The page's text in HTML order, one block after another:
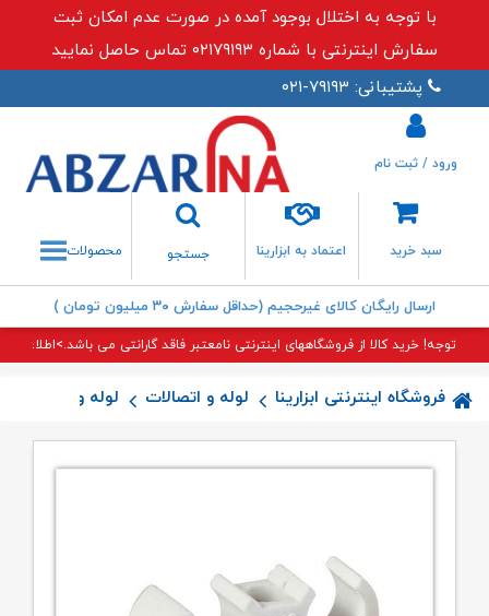
با توجه به اختلال بوجود آمده در صورت عدم امکان ثبت
سفارش اینترنتی با شماره ۰۲۱۷۹۱۹۳ تماس حاصل نمایید
پشتیبانی: ۷۹۱۹۳-۰۲۱
سبد خرید اعتماد به ابزارینا
جستجو
جستجو
ورود / ثبت نام
محصولات
ارسال رایگان کالای غیرحجیم (حداقل سفارش ۳۰ میلیون تومان )
توجه! خرید کالا از فروشگاههای اینترنتی نامعتبر فاقد گارانتی می باشد.>اطلاعات
فروشگاه اینترنتی ابزارینا لوله و اتصالات لوله و اتصالات